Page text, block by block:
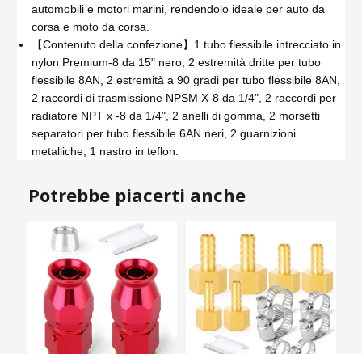
automobili e motori marini, rendendolo ideale per auto da
corsa e moto da corsa.
【Contenuto della confezione】1 tubo flessibile intrecciato in
nylon Premium-8 da 15" nero, 2 estremità dritte per tubo
flessibile 8AN, 2 estremità a 90 gradi per tubo flessibile 8AN,
2 raccordi di trasmissione NPSM X-8 da 1/4", 2 raccordi per
radiatore NPT x -8 da 1/4", 2 anelli di gomma, 2 morsetti
separatori per tubo flessibile 6AN neri, 2 guarnizioni
metalliche, 1 nastro in teflon.
Potrebbe piacerti anche